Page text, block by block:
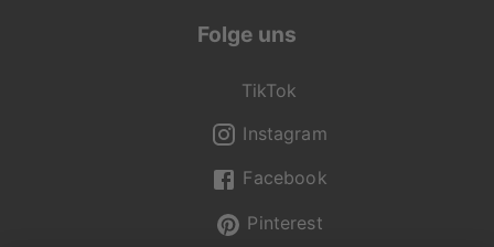
Folge uns
TikTok
Instagram
Facebook
Pinterest